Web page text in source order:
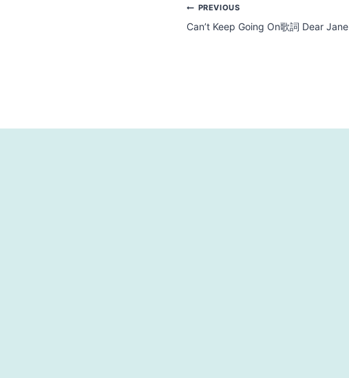
Post
navigation
PREVIOUS
Can’t Keep Going On歌詞 Dear Jane